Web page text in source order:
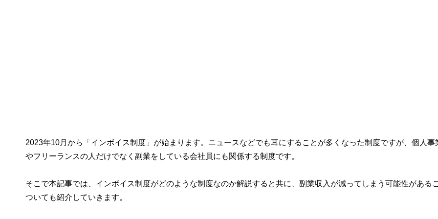
2023年10月から「インボイス制度」が始まります。ニュースなどでも耳にすることが多くなった制度ですが、個人事
やフリーランスの人だけでなく副業をしている会社員にも関係する制度です。
そこで本記事では、インボイス制度がどのような制度なのか解説すると共に、副業収入が減ってしまう可能性がある
ついても紹介していきます。